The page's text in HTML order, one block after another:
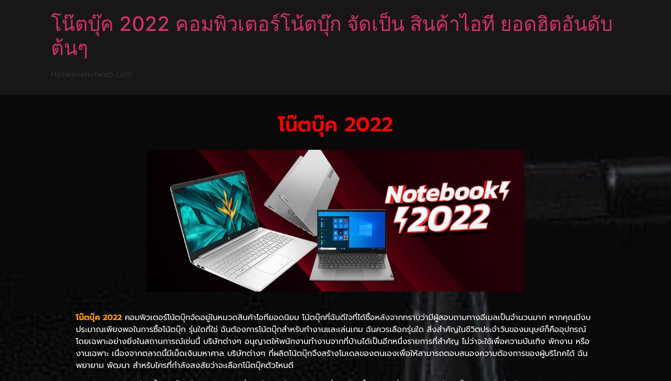
โน๊ตบุ๊ค 2022 คอมพิวเตอร์โน้ตบุ๊ก จัดเป็น สินค้าไอที ยอดฮิตอันดับ
ต้นๆ
Hotwavehotweb.com
โน๊ตบุ๊ค 2022
โน๊ตบุ๊ค 2022 คอมพิวเตอร์โน้ตบุ๊กจัดอยู่ในหมวดสินค้าไอทียอดนิยม โน้ตบุ๊กที่ฉันดีใจที่ได้ซื้อหลังจากทราบว่ามีผู้สอบถามทางอีเมลเป็นจำนวนมาก หากคุณมีงบ
ประมาณเพียงพอในการซื้อโน้ตบุ๊ก รุ่นใดที่ใช่ ฉันต้องการโน้ตบุ๊กสำหรับทำงานและเล่นเกม ฉันควรเลือกรุ่นใด สิ่งสำคัญในชีวิตประจำวันของมนุษย์ก็คืออุปกรณ์
โดยเฉพาะอย่างยิ่งในสถานการณ์เช่นนี้ บริษัทต่างๆ อนุญาตให้พนักงานทำงานจากที่บ้านได้เป็นอีกหนึ่งรายการที่สำคัญ ไม่ว่าจะใช้เพื่อความบันเทิง พักงาน หรือ
งานเฉพาะ เนื่องจากตลาดนี้มีเม็ดเงินมหาศาล บริษัทต่างๆ ที่ผลิตโน้ตบุ๊กจึงสร้างโมเดลของตนเองเพื่อให้สามารถตอบสนองความต้องการของผู้บริโภคได้ ฉัน
พยายาม พัฒนา สำหรับใครที่กำลังสงสัยว่าจะเลือกโน๊ตบุ๊คตัวไหนดี